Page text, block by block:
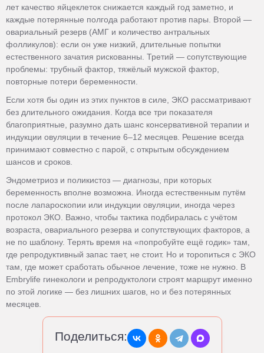
лет качество яйцеклеток снижается каждый год заметно, и
каждые потерянные полгода работают против пары. Второй —
овариальный резерв (АМГ и количество антральных
фолликулов): если он уже низкий, длительные попытки
естественного зачатия рискованны. Третий — сопутствующие
проблемы: трубный фактор, тяжёлый мужской фактор,
повторные потери беременности.
Если хотя бы один из этих пунктов в силе, ЭКО рассматривают
без длительного ожидания. Когда все три показателя
благоприятные, разумно дать шанс консервативной терапии и
индукции овуляции в течение 6–12 месяцев. Решение всегда
принимают совместно с парой, с открытым обсуждением
шансов и сроков.
Эндометриоз и поликистоз — диагнозы, при которых
беременность вполне возможна. Иногда естественным путём
после лапароскопии или индукции овуляции, иногда через
протокол ЭКО. Важно, чтобы тактика подбиралась с учётом
возраста, овариального резерва и сопутствующих факторов, а
не по шаблону. Терять время на «попробуйте ещё годик» там,
где репродуктивный запас тает, не стоит. Но и торопиться с ЭКО
там, где может сработать обычное лечение, тоже не нужно. В
Embrylife гинекологи и репродуктологи строят маршрут именно
по этой логике — без лишних шагов, но и без потерянных
месяцев.
Поделиться: